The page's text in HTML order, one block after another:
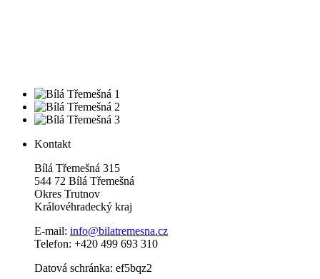
Kontakt
Bílá Třemešná 315
544 72 Bílá Třemešná
Okres Trutnov
Královéhradecký kraj
E-mail: info@bilatremesna.cz
Telefon: +420 499 693 310
Datová schránka: ef5bqz2